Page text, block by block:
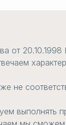
от
не
выполнять